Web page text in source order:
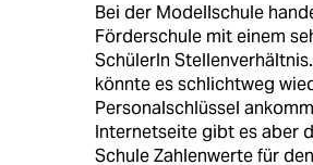
Bei der Modellschule
Förderschule mit einem
SchülerIn
könnte es schlichtweg
Personalschlüssel
Internetseite gibt es aber
Schule Zahlenwerte für